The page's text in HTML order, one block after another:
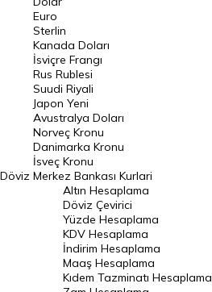
Pound Kuru
Frank Kuru
Riyal Kuru
Avustralya Doları
Danimarka Kronu Kuru
Kanada Doları Kuru
Norveç Kronu Kuru
İsveç Kronu Kuru
Japon Yeni Kuru
Serbest Piyasa Döviz Kurları
Merkez Bankası Döviz Kurları
Döviz
Euro
Sterlin
Kanada Doları
İsviçre Frangı
Rus Rublesi
Suudi Riyali
Japon Yeni
Avustralya Doları
Norveç Kronu
Danimarka Kronu
İsveç Kronu
Merkez Bankası Kurlari
Altın Hesaplama
Döviz Çevirici
Yüzde Hesaplama
KDV Hesaplama
İndirim Hesaplama
Maaş Hesaplama
Kıdem Tazminatı Hesaplama